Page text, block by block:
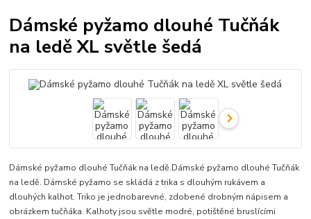
Dámské pyžamo dlouhé Tučňák
na ledě XL světle šedá
Dámské pyžamo dlouhé Tučňák na ledě.Dámské pyžamo dlouhé Tučňák
na ledě. Dámské pyžamo se skládá z trika s dlouhým rukávem a
dlouhých kalhot. Triko je jednobarevné, zdobené drobným nápisem a
obrázkem tučňáka. Kalhoty jsou světle modré, potištěné bruslícími